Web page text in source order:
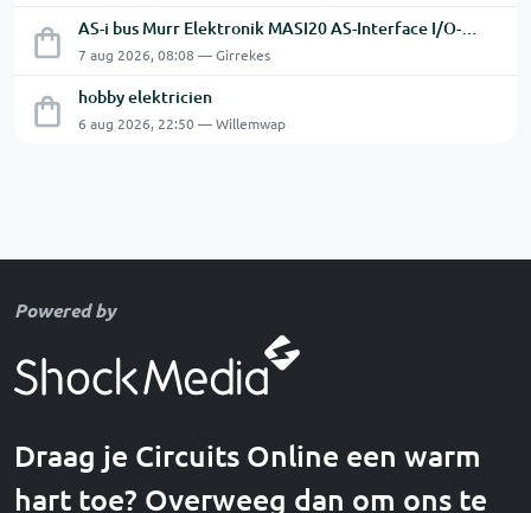
AS-i bus Murr Elektronik MASI20 AS-Interface I/O-module 56440
7 aug 2026, 08:08 — Girrekes
hobby elektricien
6 aug 2026, 22:50 — Willemwap
Powered by
Draag je Circuits Online een warm
hart toe? Overweeg dan om ons te